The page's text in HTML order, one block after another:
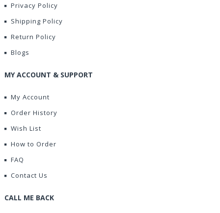
Privacy Policy
Shipping Policy
Return Policy
Blogs
MY ACCOUNT & SUPPORT
My Account
Order History
Wish List
How to Order
FAQ
Contact Us
CALL ME BACK